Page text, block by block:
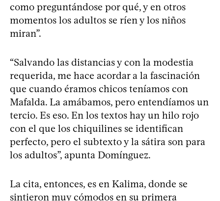
como preguntándose por qué, y en otros
momentos los adultos se ríen y los niños
miran”.
“Salvando las distancias y con la modestia
requerida, me hace acordar a la fascinación
que cuando éramos chicos teníamos con
Mafalda. La amábamos, pero entendíamos un
tercio. Es eso. En los textos hay un hilo rojo
con el que los chiquilines se identifican
perfecto, pero el subtexto y la sátira son para
los adultos”, apunta Domínguez.
La cita, entonces, es en Kalima, donde se
sintieron muy cómodos en su primera